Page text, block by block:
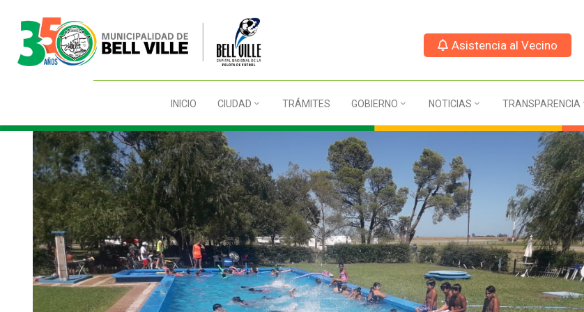
Asistencia al Vecino
INICIO CIUDAD TRÁMITES GOBIERNO NOTICIAS TRANSPARENCIA